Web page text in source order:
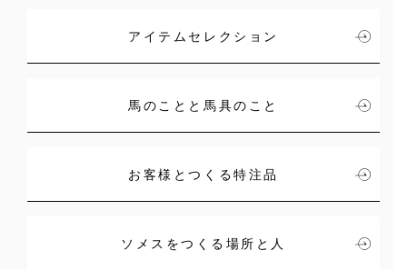
アイテムセレクション
馬のことと馬具のこと
お客様とつくる特注品
ソメスをつくる場所と人